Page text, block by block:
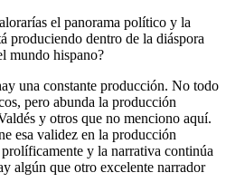
el panorama político y la
produciendo dentro de la diáspora
mundo hispano?
una constante producción. No todo
pero abunda la producción
y otros que no menciono aquí.
esa validez en la producción
y la narrativa continúa
algún que otro excelente narrador